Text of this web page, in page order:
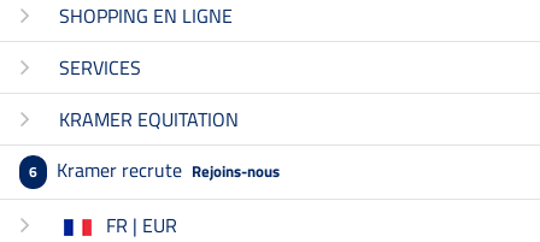
SHOPPING EN LIGNE
SERVICES
KRAMER EQUITATION
6 Kramer recrute Rejoins-nous
FR | EUR